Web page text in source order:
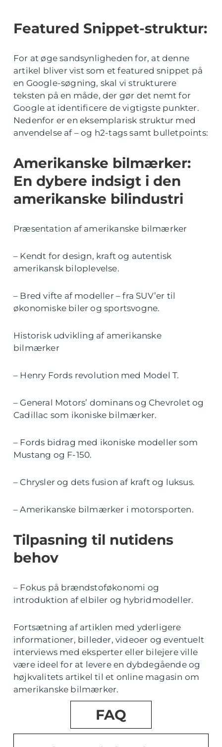
Featured Snippet-struktur:
For at øge sandsynligheden for, at denne
artikel bliver vist som et featured snippet på
en Google-søgning, skal vi strukturere
teksten på en måde, der gør det nemt for
Google at identificere de vigtigste punkter.
Nedenfor er en eksemplarisk struktur med
anvendelse af – og h2-tags samt bulletpoints:
Amerikanske bilmærker:
En dybere indsigt i den
amerikanske bilindustri
Præsentation af amerikanske bilmærker
– Kendt for design, kraft og autentisk
amerikansk biloplevelse.
– Bred vifte af modeller – fra SUV’er til
økonomiske biler og sportsvogne.
Historisk udvikling af amerikanske
bilmærker
– Henry Fords revolution med Model T.
– General Motors’ dominans og Chevrolet og
Cadillac som ikoniske bilmærker.
– Fords bidrag med ikoniske modeller som
Mustang og F-150.
– Chrysler og dets fusion af kraft og luksus.
– Amerikanske bilmærker i motorsporten.
Tilpasning til nutidens
behov
– Fokus på brændstoføkonomi og
introduktion af elbiler og hybridmodeller.
Fortsætning af artiklen med yderligere
informationer, billeder, videoer og eventuelt
interviews med eksperter eller bilejere ville
være ideel for at levere en dybdegående og
højkvalitets artikel til et online magasin om
amerikanske bilmærker.
FAQ